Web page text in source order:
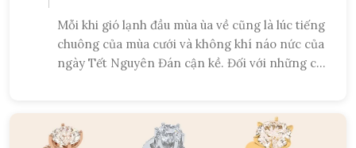
Mỗi khi gió lạnh đầu mùa ùa về cũng là lúc tiếng
chuông của mùa cưới và không khí náo nức của
ngày Tết Nguyên Đán cận kề. Đối với những cặp
hội. Bạn đã bao giờ nghĩ đến việc mang một
"bằng chứng thép" về tình yêu để giới thiệu với